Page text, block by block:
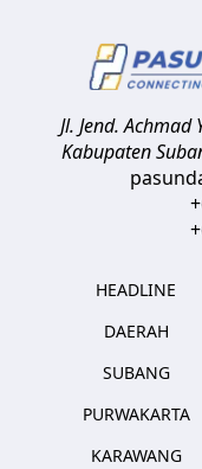
Jl. Jend.
Kabupaten
HEADLINE
DAERAH
SUBANG
PURWAKARTA
KARAWANG